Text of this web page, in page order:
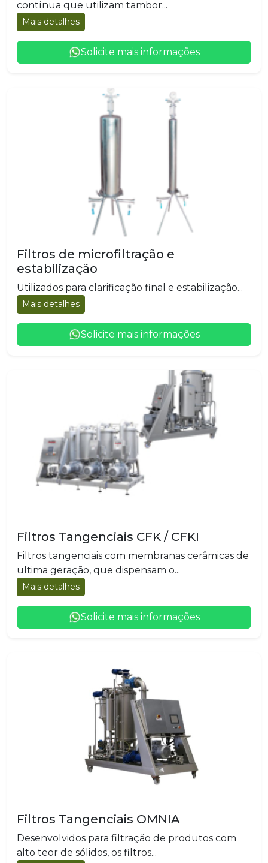
contínua que utilizam tambor...
Mais detalhes
Solicite mais informações
Filtros de microfiltração e
estabilização
Utilizados para clarificação final e estabilização...
Mais detalhes
Solicite mais informações
Filtros Tangenciais CFK / CFKI
Filtros tangenciais com membranas cerâmicas de
ultima geração, que dispensam o...
Mais detalhes
Solicite mais informações
Filtros Tangenciais OMNIA
Desenvolvidos para filtração de produtos com
alto teor de sólidos, os filtros...